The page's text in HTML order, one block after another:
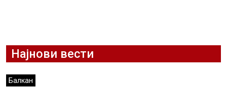
Најнови вести
Балкан